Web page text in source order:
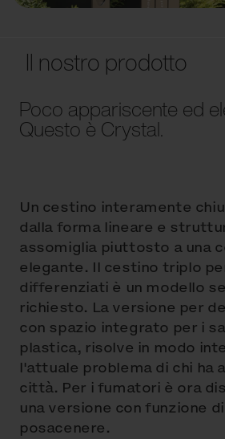
Il nostro prodotto
Poco appariscente ed
Questo è Crystal.
Un cestino interamente
dalla forma lineare e
assomiglia piuttosto a una
elegante. Il cestino triplo
differenziati è un modello
richiesto. La versione per
con spazio integrato per i
plastica, risolve in modo
l'attuale problema di chi ha
città. Per i fumatori è ora
una versione con funzione
posacenere.